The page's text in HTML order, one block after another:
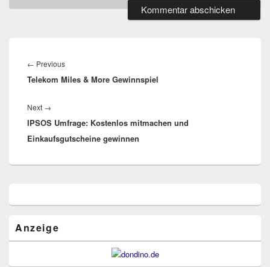
← PreviousPrevious
post:
Telekom Miles & More Gewinnspiel
Next →
post:
IPSOS Umfrage: Kostenlos mitmachen und
Einkaufsgutscheine gewinnen
Widget-
Anzeige